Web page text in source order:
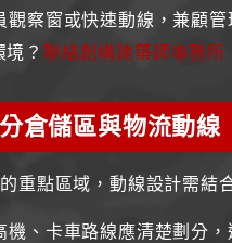
觀察窗或快速動線，兼顧
境？聯絡創構建築師事務所
倉儲區與物流動線
重點區域，動線設計需結
機、卡車路線應清楚劃分